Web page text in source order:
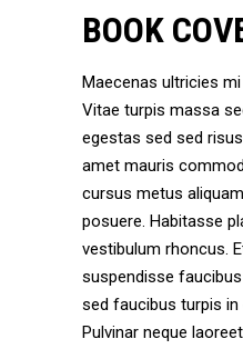
BOOK
Maecenas ultricies
Vitae turpis massa
egestas sed sed
amet mauris
cursus metus
posuere. Habitasse
vestibulum rhoncus.
suspendisse
sed faucibus turpis in
Pulvinar neque